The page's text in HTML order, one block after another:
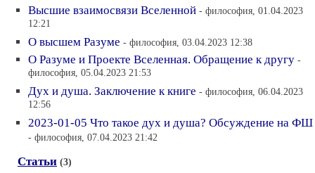
Высшие взаимосвязи Вселенной - философия, 01.04.2023
12:21
О высшем Разуме - философия, 03.04.2023 12:38
О Разуме и Проекте Вселенная. Обращение к другу -
философия, 05.04.2023 21:53
Дух и душа. Заключение к книге - философия, 06.04.2023
12:56
2023-01-05 Что такое дух и душа? Обсуждение на ФШ
- философия, 07.04.2023 21:42
Статьи (3)